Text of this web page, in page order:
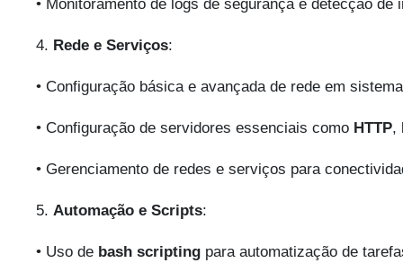
• Monitoramento de logs de segurança e detecção de
4. Rede e Serviços:
• Configuração básica e avançada de rede em
• Configuração de servidores essenciais como HTTP,
• Gerenciamento de redes e serviços para
5. Automação e Scripts:
• Uso de bash scripting para automatização de